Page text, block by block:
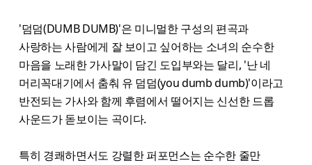
'덤덤(DUMB DUMB)'은 미니멀한 구성의 편곡과
사랑하는 사람에게 잘 보이고 싶어하는 소녀의 순수한
마음을 노래한 가사말이 담긴 도입부와는 달리, '난 네
머리꼭대기에서 춤춰 유 덤덤(you dumb dumb)'이라고
반전되는 가사와 함께 후렴에서 떨어지는 신선한 드롭
사운드가 돋보이는 곡이다.
특히 경쾌하면서도 강렬한 퍼포먼스는 순수한 줄만